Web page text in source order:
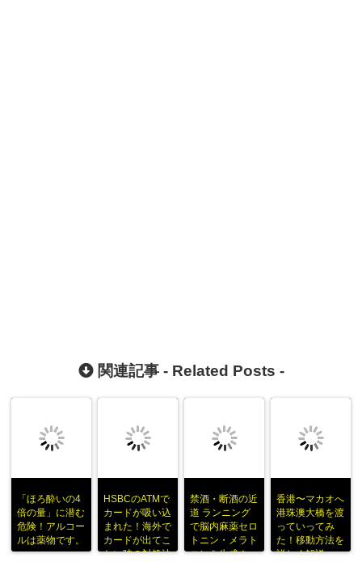
関連記事 - Related Posts -
「ほろ酔いの4
倍の量」に潜む
危険！アルコー
ルは薬物です。
HSBCのATMで
カードが吸い込
まれた！海外で
カードが出てこ
ない時の対処法
禁酒・断酒の近
道 ランニング
で脳内麻薬セロ
トニン・メラト
ニンを生成！
香港〜マカオへ
港珠澳大橋を渡
っていってみ
た！移動方法を
詳しく解説